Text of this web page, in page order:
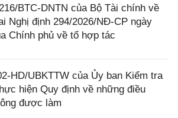
BTC-DNTN của Bộ Tài chính về
Nghị định 294/2026/NĐ-CP ngày
Chính phủ về tổ hợp tác
HD/UBKTTW của Ủy ban Kiểm tra
hiện Quy định về những điều
được làm